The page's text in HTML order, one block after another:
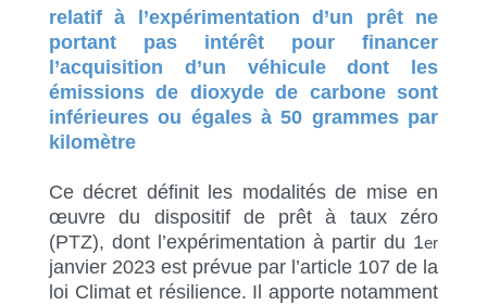
relatif à l’expérimentation d’un prêt ne
portant pas intérêt pour financer
l’acquisition d’un véhicule dont les
émissions de dioxyde de carbone sont
inférieures ou égales à 50 grammes par
kilomètre
Ce décret définit les modalités de mise en
œuvre du dispositif de prêt à taux zéro
(PTZ), dont l’expérimentation à partir du 1er
janvier 2023 est prévue par l’article 107 de la
loi Climat et résilience. Il apporte notamment